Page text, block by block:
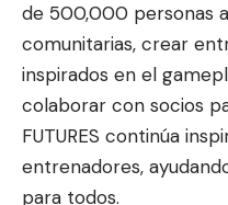
de 500,000 personas
comunitarias, crear
inspirados en el
colaborar con socios
FUTURES continúa
entrenadores,
para todos.